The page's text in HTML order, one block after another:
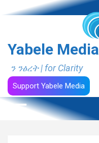
to
Yabele Media
ን ንፅረት | for Clarity
Support Yabele Media